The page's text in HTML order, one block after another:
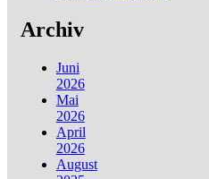
Archiv
Juni
2026
Mai
2026
April
2026
August